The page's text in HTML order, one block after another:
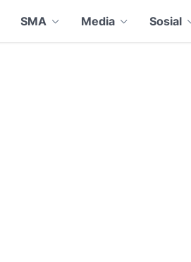
SMA Media Sosial